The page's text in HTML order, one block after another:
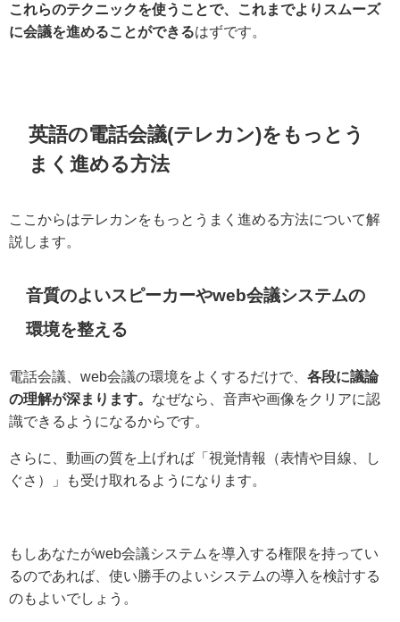
これらのテクニックを使うことで、これまでよりスムーズ
に会議を進めることができるはずです。
英語の電話会議(テレカン)をもっとう
まく進める方法
ここからはテレカンをもっとうまく進める方法について解
説します。
音質のよいスピーカーやweb会議システムの
環境を整える
電話会議、web会議の環境をよくするだけで、 各段に議論
の理解が深まります。 なぜなら、音声や画像をクリアに認
識できるようになるからです。
さらに、動画の質を上げれば「視覚情報（表情や目線、し
ぐさ）」も受け取れるようになります。
もしあなたがweb会議システムを導入する権限を持ってい
るのであれば、使い勝手のよいシステムの導入を検討する
のもよいでしょう。